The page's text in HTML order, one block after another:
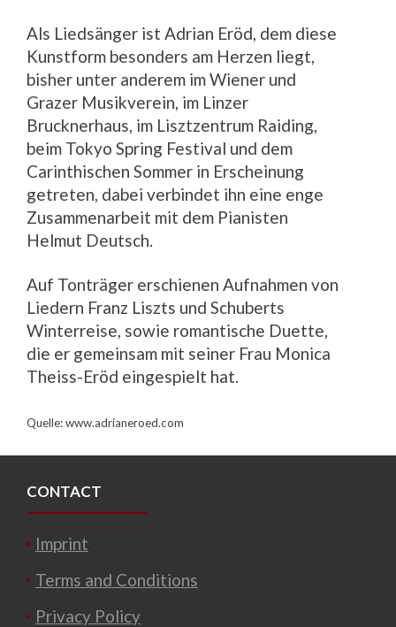
Als Liedsänger ist Adrian Eröd, dem diese
Kunstform besonders am Herzen liegt,
bisher unter anderem im Wiener und
Grazer Musikverein, im Linzer
Brucknerhaus, im Lisztzentrum Raiding,
beim Tokyo Spring Festival und dem
Carinthischen Sommer in Erscheinung
getreten, dabei verbindet ihn eine enge
Zusammenarbeit mit dem Pianisten
Helmut Deutsch.
Auf Tonträger erschienen Aufnahmen von
Liedern Franz Liszts und Schuberts
Winterreise, sowie romantische Duette,
die er gemeinsam mit seiner Frau Monica
Theiss-Eröd eingespielt hat.
Quelle: www.adrianeroed.com
CONTACT
Imprint
Terms and Conditions
Privacy Policy